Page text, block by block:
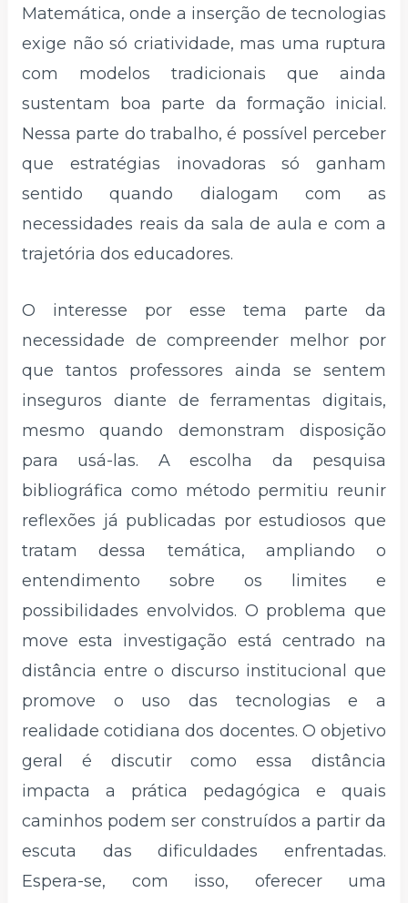
Matemática, onde a inserção de tecnologias
exige não só criatividade, mas uma ruptura
com modelos tradicionais que ainda
sustentam boa parte da formação inicial.
Nessa parte do trabalho, é possível perceber
que estratégias inovadoras só ganham
sentido quando dialogam com as
necessidades reais da sala de aula e com a
trajetória dos educadores.
O interesse por esse tema parte da
necessidade de compreender melhor por
que tantos professores ainda se sentem
inseguros diante de ferramentas digitais,
mesmo quando demonstram disposição
para usá-las. A escolha da pesquisa
bibliográfica como método permitiu reunir
reflexões já publicadas por estudiosos que
tratam dessa temática, ampliando o
entendimento sobre os limites e
possibilidades envolvidos. O problema que
move esta investigação está centrado na
distância entre o discurso institucional que
promove o uso das tecnologias e a
realidade cotidiana dos docentes. O objetivo
geral é discutir como essa distância
impacta a prática pedagógica e quais
caminhos podem ser construídos a partir da
escuta das dificuldades enfrentadas.
Espera-se, com isso, oferecer uma